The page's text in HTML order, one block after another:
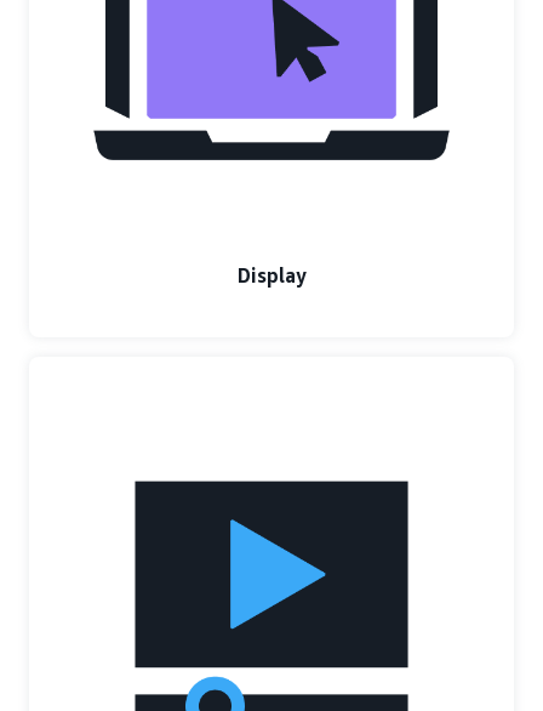
Display